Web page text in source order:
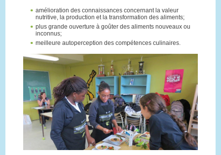
amélioration des connaissances concernant la valeur
nutritive, la production et la transformation des aliments;
plus grande ouverture à goûter des aliments nouveaux ou
inconnus;
meilleure autoperception des compétences culinaires.